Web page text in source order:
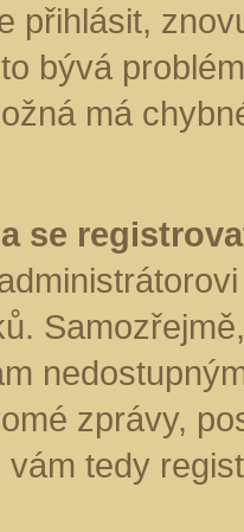
přihlásit,
bývá
má
se
zprávy,
tedy